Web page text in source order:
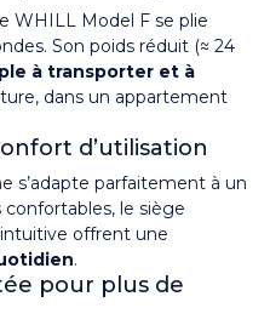
WHILL Model F se plie
Son poids réduit (≈ 24
à transporter et à
dans un appartement
d’utilisation
s’adapte parfaitement à un
confortables, le siège
offrent une
.
pour plus de